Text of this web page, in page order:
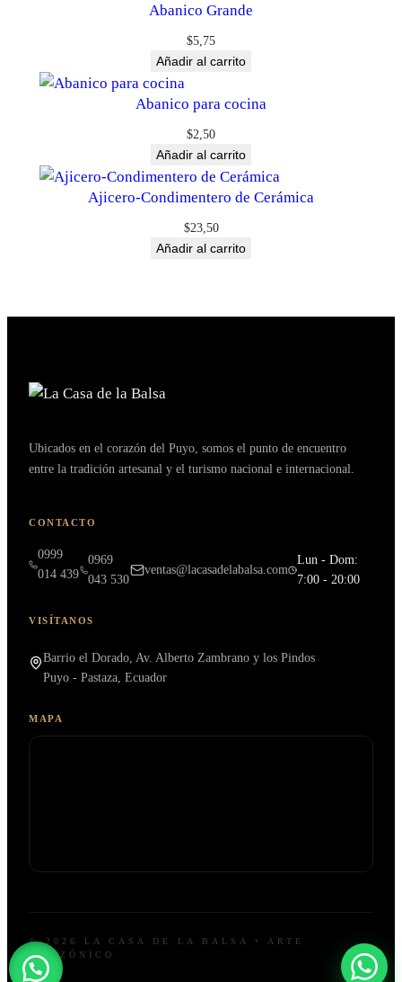
Abanico Grande
$5,75
Añadir al carrito
Abanico para cocina
$2,50
Añadir al carrito
Ajicero-Condimentero de Cerámica
$23,50
Añadir al carrito
Ubicados en el corazón del Puyo, somos el punto de encuentro
entre la tradición artesanal y el turismo nacional e internacional.
CONTACTO
0999
014 439
0969
043 530
ventas@lacasadelabalsa.com
Lun - Dom:
7:00 - 20:00
VISÍTANOS
Barrio el Dorado, Av. Alberto Zambrano y los Pindos
Puyo - Pastaza, Ecuador
MAPA
© 2026 LA CASA DE LA BALSA • ARTE
AMAZÓNICO